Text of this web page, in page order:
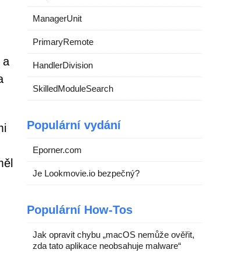
a
ManagerUnit
PrimaryRemote
HandlerDivision
SkilledModuleSearch
Populární vydání
Eporner.com
Je Lookmovie.io bezpečný?
Populární How-Tos
Jak opravit chybu „macOS nemůže ověřit,
zda tato aplikace neobsahuje malware“